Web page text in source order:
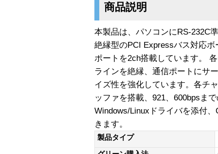
商品説明
本製品は、パソコンにRS-232C
絶縁型のPCI Expressバス対応
ポートを2ch搭載しています。
ラインを絶縁、通信ポートにサ
イズ性を強化しています。各チ
ッファを搭載、921、600bpsま
Windows/Linuxドライバを添付
きます。
製品タイプ